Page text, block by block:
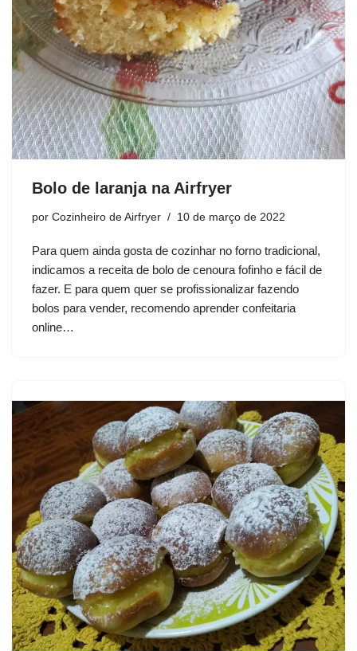
Bolo de laranja na Airfryer
por Cozinheiro de Airfryer 10 de março de 2022
Para quem ainda gosta de cozinhar no forno tradicional,
indicamos a receita de bolo de cenoura fofinho e fácil de
fazer. E para quem quer se profissionalizar fazendo
bolos para vender, recomendo aprender confeitaria
online…